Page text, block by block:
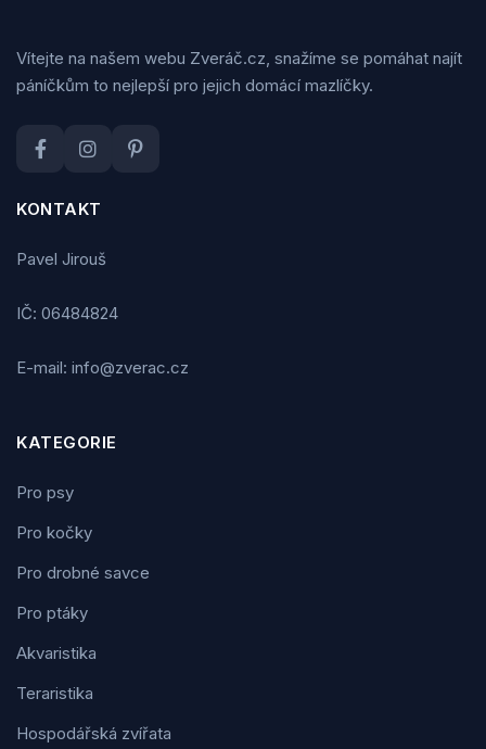
Vítejte na našem webu Zveráč.cz, snažíme se pomáhat najít
páníčkům to nejlepší pro jejich domácí mazlíčky.
KONTAKT
Pavel Jirouš
IČ: 06484824
E-mail: info@zverac.cz
KATEGORIE
Pro psy
Pro kočky
Pro drobné savce
Pro ptáky
Akvaristika
Teraristika
Hospodářská zvířata